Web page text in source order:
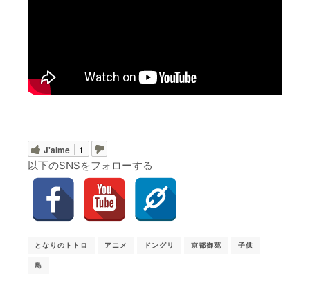
J'aime 1
以下のSNSをフォローする
となりのトトロ アニメ ドングリ 京都御苑 子供
鳥